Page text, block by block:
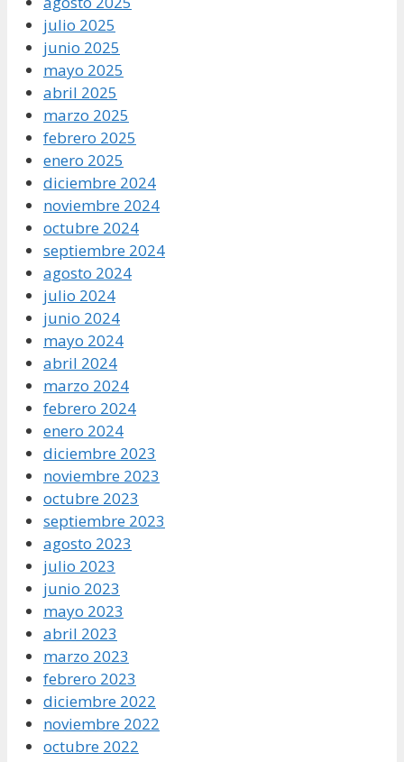
julio 2025
junio 2025
mayo 2025
abril 2025
marzo 2025
febrero 2025
enero 2025
diciembre 2024
noviembre 2024
octubre 2024
septiembre 2024
agosto 2024
julio 2024
junio 2024
mayo 2024
abril 2024
marzo 2024
febrero 2024
enero 2024
diciembre 2023
noviembre 2023
octubre 2023
septiembre 2023
agosto 2023
julio 2023
junio 2023
mayo 2023
abril 2023
marzo 2023
febrero 2023
diciembre 2022
noviembre 2022
octubre 2022